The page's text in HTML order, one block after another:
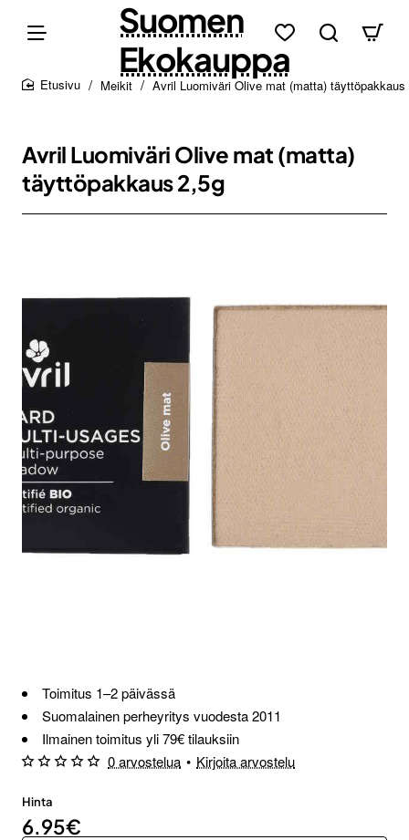
Suomen
Ekokauppa
Meikit Avril Luomiväri Olive mat (matta) täyttöpakkaus
Avril Luomiväri Olive mat (matta)
täyttöpakkaus 2,5g
Toimitus 1–2 päivässä
Suomalainen perheyritys vuodesta 2011
Ilmainen toimitus yli 79€ tilauksiin
0 arvostelua • Kirjoita arvostelu
Hinta
6.95€